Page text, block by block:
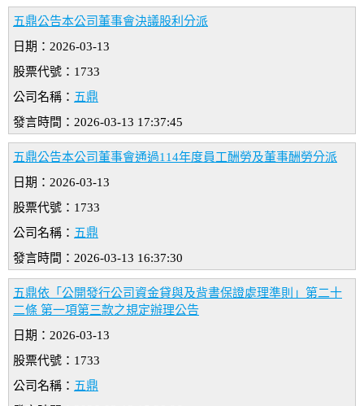
五鼎公告本公司董事會決議股利分派
日期：2026-03-13
股票代號：1733
公司名稱： 五鼎
發言時間：2026-03-13 17:37:45
五鼎公告本公司董事會通過114年度員工酬勞及董事酬勞分派
日期：2026-03-13
股票代號：1733
公司名稱： 五鼎
發言時間：2026-03-13 16:37:30
五鼎依「公開發行公司資金貸與及背書保證處理準則」第二十
二條 第一項第三款之規定辦理公告
日期：2026-03-13
股票代號：1733
公司名稱： 五鼎